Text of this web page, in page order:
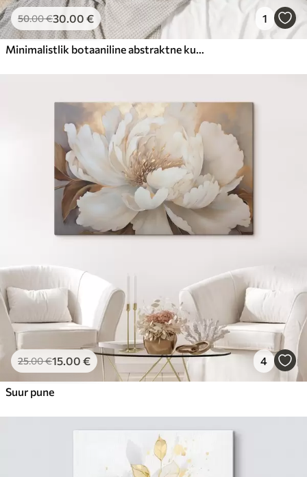
50.00€30.00 € 1
Minimalistlik botaaniline abstraktne kunstiteos – elegantne oliivipuuoks õrna salvei-roheliste ja soojade beežide lehtedega
25.00€15.00 € 4
Suur pune